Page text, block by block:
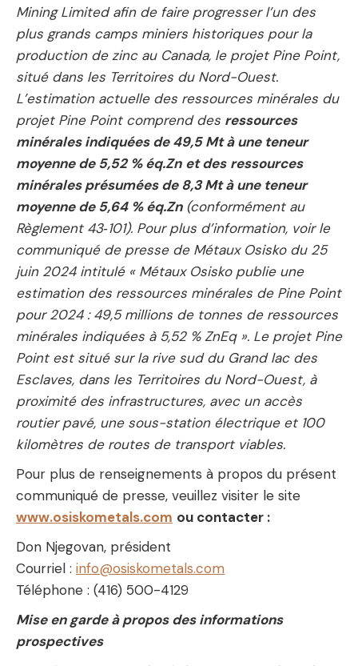
Mining Limited afin de faire progresser l’un des
plus grands camps miniers historiques pour la
production de zinc au Canada, le projet Pine Point,
situé dans les Territoires du Nord-Ouest.
L’estimation actuelle des ressources minérales du
projet Pine Point comprend des ressources
minérales indiquées de 49,5 Mt à une teneur
moyenne de 5,52 % éq.Zn et des ressources
minérales présumées de 8,3 Mt à une teneur
moyenne de 5,64 % éq.Zn(conformément au
Règlement 43‑101). Pour plus d’information, voir le
communiqué de presse de Métaux Osisko du 25
juin 2024 intitulé « Métaux Osisko publie une
estimation des ressources minérales de Pine Point
pour 2024 : 49,5 millions de tonnes de ressources
minérales indiquées à 5,52 % ZnEq ». Le projet Pine
Point est situé sur la rive sud du Grand lac des
Esclaves, dans les Territoires du Nord-Ouest, à
proximité des infrastructures, avec un accès
routier pavé, une sous-station électrique et 100
kilomètres de routes de transport viables.
Pour plus de renseignements à propos du présent
communiqué de presse, veuillez visiter le site
www.osiskometals.com ou contacter :
Don Njegovan, président
Courriel : info@osiskometals.com
Téléphone : (416) 500-4129
Mise en garde à propos des informations
prospectives